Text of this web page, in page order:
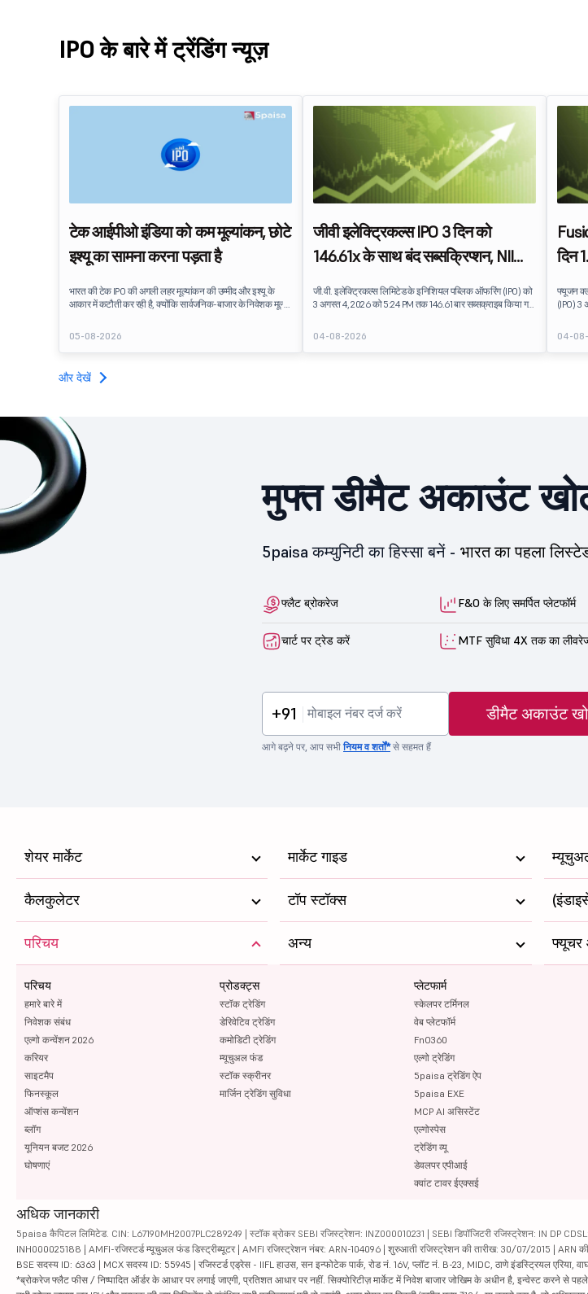
IPO के बारे में ट्रेंडिंग न्यूज़
टेक आईपीओ इंडिया को कम मूल्यांकन, छोटे
इश्यू का सामना करना पड़ता है
भारत की टेक IPO की अगली लहर मूल्यांकन की उम्मीद और इश्यू के
आकार में कटौती कर रही है, क्योंकि सार्वजनिक-बाजार के निवेशक मूल्य
की आगामी तकनीकी सूची की फसल का पुनर्मूल्यांकन किया जा रहा है.
05-08-2026
जीवी इलेक्ट्रिकल्स IPO 3 दिन को
146.61x के साथ बंद सब्सक्रिप्शन, NII
सेगमेंट मांग को लीड करता है
जी.वी. इलेक्ट्रिकल्स लिमिटेड के इनिशियल पब्लिक ऑफरिंग (IPO) को
3 अगस्त 4, 2026 को 5:24 PM तक 146.61 बार सब्सक्राइब किया गया
30.52 करोड़ शेयरों के लिए बिड प्राप्त हुई.
04-08-2026
दिन
फ्यूजन
(IPO) 3
शेयरों पर
04-
और देखें
मुफ्त डीमैट अकाउंट
5paisa कम्युनिटी का हिस्सा बनें - भारत का पहला
फ्लैट ब्रोकरेज F&O के लिए समर्पित प्लेटफॉर्म
चार्ट पर ट्रेड करें MTF सुविधा 4X तक का
+91 डीमैट अकाउंट
आगे बढ़ने पर, आप सभीनियम व शर्तों*से सहमत हैं
शेयर मार्केट मार्केट गाइड
कैलकुलेटर टॉप स्टॉक्स
परिचय
परिचय
हमारे बारे में
निवेशक संबंध
एल्गो कन्वेंशन 2026
करियर
साइटमैप
फिनस्कूल
ऑप्शंस कन्वेंशन
ब्लॉग
यूनियन बजट 2026
घोषणाएं
प्रोडक्ट्स
स्टॉक ट्रेडिंग
डेरिवेटिव ट्रेडिंग
कमोडिटी ट्रेडिंग
म्यूचुअल फंड
स्टॉक स्क्रीनर
मार्जिन ट्रेडिंग सुविधा
प्लेटफार्म
स्केलपर टर्मिनल
वेब प्लेटफॉर्म
FnO360
एल्गो ट्रेडिंग
5paisa ट्रेडिंग ऐप
5paisa EXE
MCP AI असिस्टेंट
एल्गोस्पेस
ट्रेडिंग व्यू
डेवलपर एपीआई
क्वांट टावर ईएक्सई
अन्य
अधिक जानकारी
5paisa कैपिटल लिमिटेड. CIN: L67190MH2007PLC289249 | स्टॉक ब्रोकर SEBI रजिस्ट्रेशन: INZ000010231 | SEBI डिपॉजिटरी रजिस्ट्रेशन: IN DP
INH000025188 | AMFI-रजिस्टर्ड म्यूचुअल फंड डिस्ट्रीब्यूटर | AMFI रजिस्ट्रेशन नंबर: ARN-104096 | शुरुआती रजिस्ट्रेशन की तारीख: 30/07/2015 | ARN
BSE सदस्य ID: 6363 | MCX सदस्य ID: 55945 | रजिस्टर्ड एड्रेस - IIFL हाउस, सन इन्फोटेक पार्क, रोड नं. 16V, प्लॉट नं. B-23, MIDC, ठाणे इंडस्ट्रियल एरिया,
*ब्रोकरेज फ्लैट फीस / निष्पादित ऑर्डर के आधार पर लगाई जाएगी, प्रतिशत आधार पर नहीं. सिक्योरिटीज़ मार्केट में निवेश बाजार जोखिम के अधीन है, इन्वेस्ट करने से